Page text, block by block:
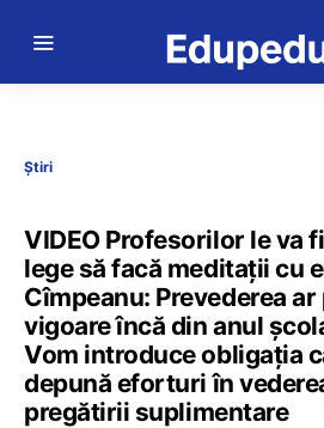
Știri
VIDEO Profesorilor le va
lege să facă meditații cu
Cîmpeanu: Prevederea
vigoare încă din anul
Vom introduce obligația
depună eforturi în
pregătirii suplimentare